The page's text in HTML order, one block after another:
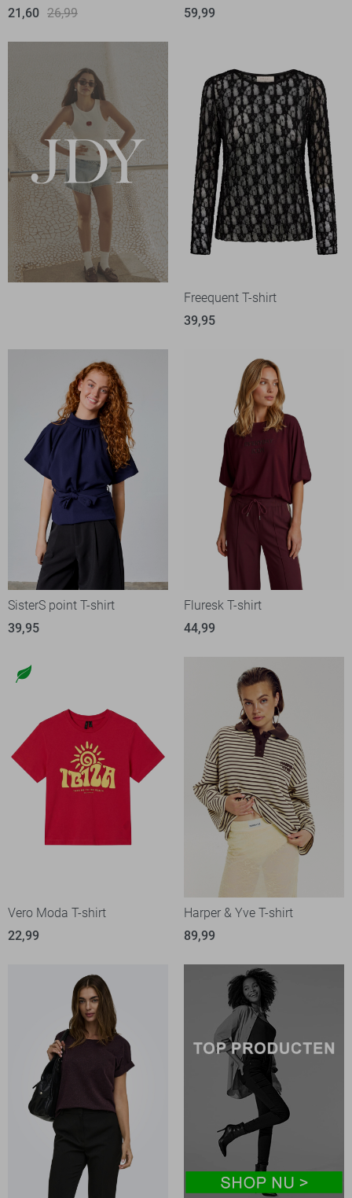
21,60 26,99
59,99
Freequent T-shirt
39,95
SisterS point T-shirt
39,95
Fluresk T-shirt
44,99
Vero Moda T-shirt
22,99
Harper & Yve T-shirt
89,99